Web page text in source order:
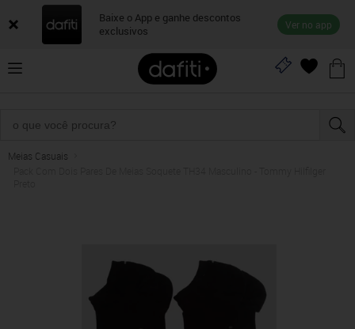
Baixe o App e ganhe descontos
exclusivos
Ver no app
Meias Casuais